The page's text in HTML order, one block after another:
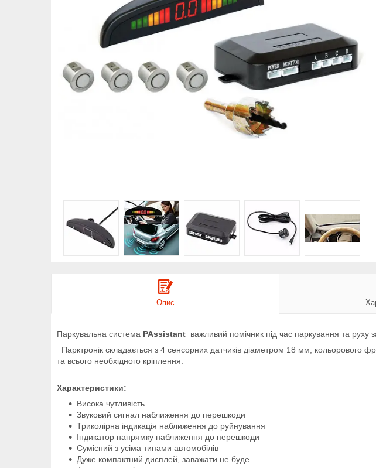
Опис
Паркувальна система PAssistant важливий помічник під час паркування та
Парктронік складається з 4 сенсорних датчиків діаметром 18 мм,
та всього необхідного кріплення.
Характеристики:
Висока чутливість
Звуковий сигнал наближення до перешкоди
Триколірна індикація наближення до руйнування
Індикатор напрямку наближення до перешкоди
Сумісний з усіма типами автомобілів
Дуже компактний дисплей, заважати не буде